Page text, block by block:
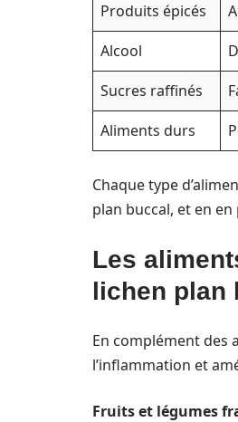
Produits épicés
Alcool
Sucres raffinés
Aliments durs
Chaque type
plan buccal, et en
Les
lichen plan
En complément des
l’inflammation et
Fruits et légumes